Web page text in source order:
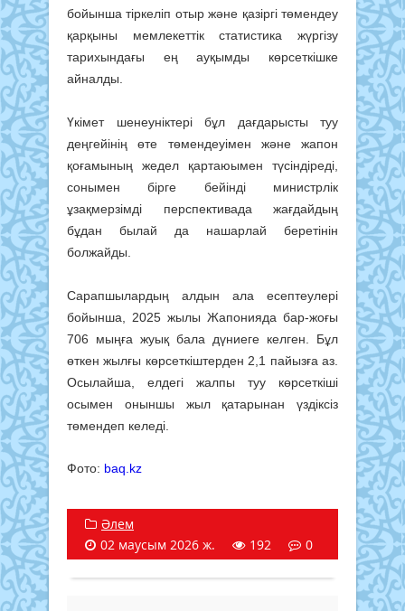
бойынша тіркеліп отыр және қазіргі төмендеу
қарқыны мемлекеттік статистика жүргізу
тарихындағы ең ауқымды көрсеткішке
айналды.
Үкімет шенеуніктері бұл дағдарысты туу
деңгейінің өте төмендеуімен және жапон
қоғамының жедел қартаюымен түсіндіреді,
сонымен бірге бейінді министрлік
ұзақмерзімді перспективада жағдайдың
бұдан былай да нашарлай беретінін
болжайды.
Сарапшылардың алдын ала есептеулері
бойынша, 2025 жылы Жапонияда бар-жоғы
706 мыңға жуық бала дүниеге келген. Бұл
өткен жылғы көрсеткіштерден 2,1 пайызға аз.
Осылайша, елдегі жалпы туу көрсеткіші
осымен оныншы жыл қатарынан үздіксіз
төмендеп келеді.
Фото: baq.kz
Әлем
02 маусым 2026 ж.
192 0